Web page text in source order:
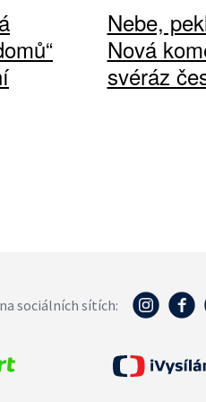
Nebe,
Nová
svéráz
sociálních sítích: